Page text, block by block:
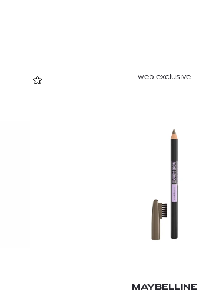
web exclusive
MAYBELLINE